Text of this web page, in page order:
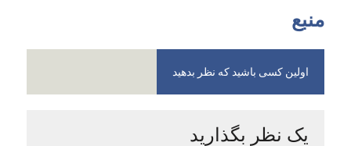
منبع
اولین کسی باشید که نظر بدهید
یک نظر بگذارید